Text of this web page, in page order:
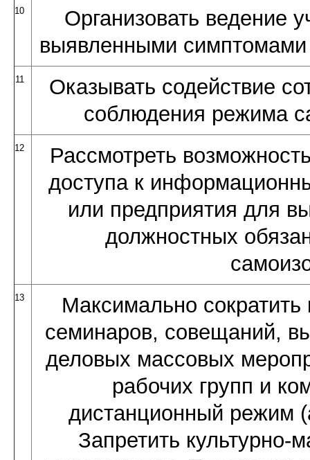
10
Организовать ведение
выявленными симптомами
11
Оказывать содействие
соблюдения режима
12
Рассмотреть
доступа к
или предприятия для
должностных
13
Максимально
семинаров, совещаний,
деловых массовых
рабочих групп и
дистанционный режим
Запретить культурно-